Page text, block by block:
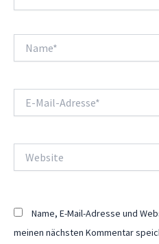
Mail-
Name, E-Mail-Adresse und
meinen nächsten Kommentar